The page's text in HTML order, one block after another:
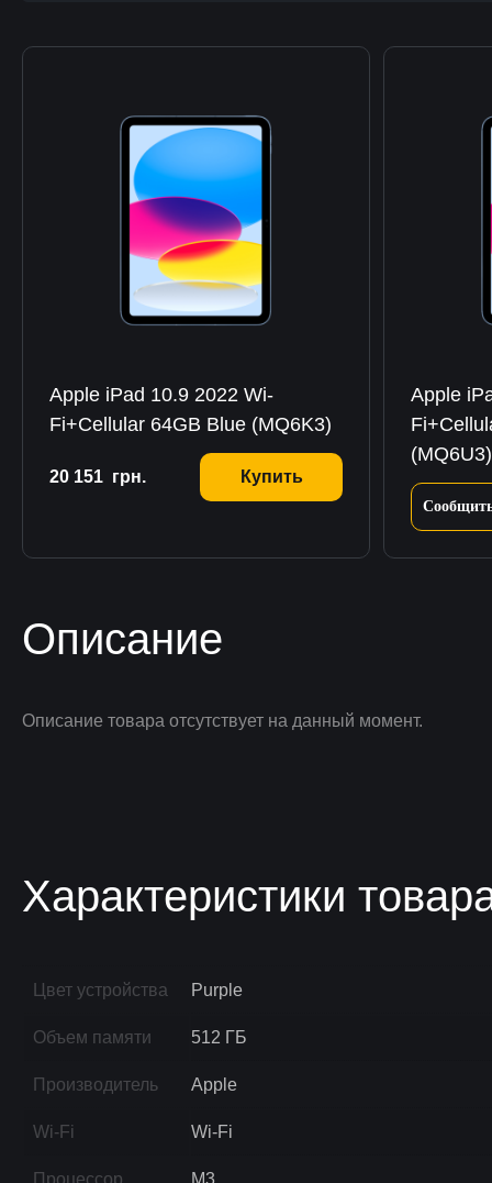
Apple iPad 10.9 2022 Wi-
Fi+Cellular 64GB Blue (MQ6K3)
20 151 грн. Купить
Apple
(MQ6U3)
Описание
Описание товара отсутствует на данный момент.
Характеристики
Цвет устройства Purple
Объем памяти 512 ГБ
Производитель Apple
Wi-Fi Wi-Fi
Процессор M3